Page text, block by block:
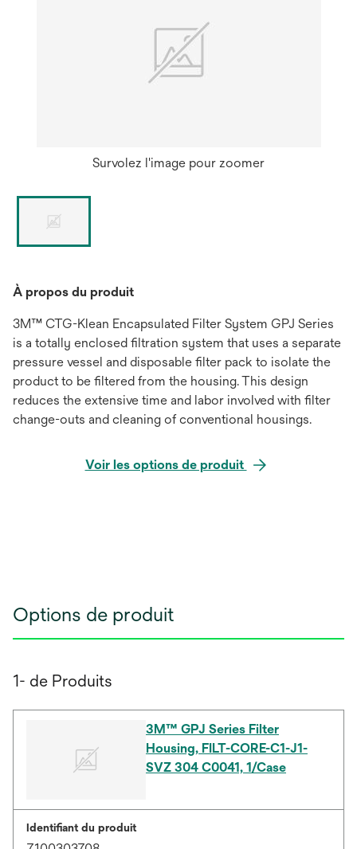
Survolez l'image pour zoomer
À propos du produit
3M™ CTG-Klean Encapsulated Filter System GPJ Series
is a totally enclosed filtration system that uses a separate
pressure vessel and disposable filter pack to isolate the
product to be filtered from the housing. This design
reduces the extensive time and labor involved with filter
change-outs and cleaning of conventional housings.
Voir les options de produit
Options de produit
1- de Produits
3M™ GPJ Series Filter
Housing, FILT-CORE-C1-J1-
SVZ 304 C0041, 1/Case
Identifiant du produit